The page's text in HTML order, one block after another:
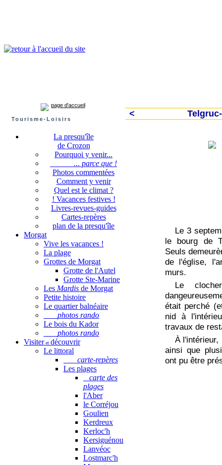
page d'accueil
Tourisme-Loisirs
La presqu'île
de Crozon
Pourquoi y venir...
... parce que !
Photos commentées
Comment y venir
Quel est le climat ?
! Vacances festives !
Livres-revues-guides
Cartes-repères
plan de la presqu'île
Morgat
Vive les vacances !
La plage
Grottes de Morgat
Grotte de l'Autel
Grotte Ste-Marine
Les Mardis de Morgat
Petite histoire
Le quartier balnéaire
photos rando
Le bois du Kador
photos rando
Visiteret découvrir
Le littoral
carte-repères
Les plages
carte des
plages
l'Aber
le Corréjou
Goulien
Kerdreux
Kerloc'h
Kersiguénou
Lanvéoc
Lostmarc'h
<
Le 3
le bourg de
Seuls
de l'église,
murs.
Le
était perché
nid à
travaux de
À
ainsi que
ont pu être